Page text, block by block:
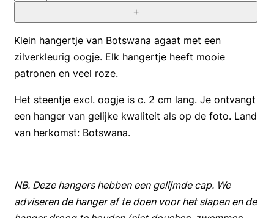
agaat
aantal
+
Klein hangertje van Botswana agaat met een
zilverkleurig oogje. Elk hangertje heeft mooie
patronen en veel roze.
Het steentje excl. oogje is c. 2 cm lang. Je ontvangt
een hanger van gelijke kwaliteit als op de foto. Land
van herkomst: Botswana.
NB. Deze hangers hebben een gelijmde cap. We
adviseren de hanger af te doen voor het slapen en de